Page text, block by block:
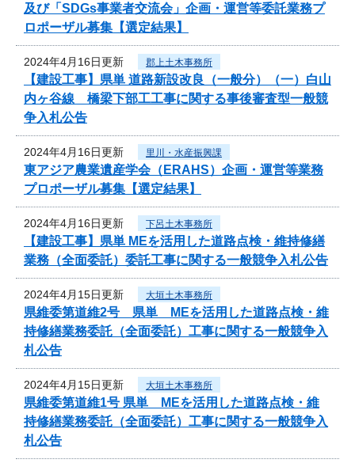
及び「SDGs事業者交流会」企画・運営等委託業務プ
ロポーザル募集【選定結果】
2024年4月16日更新 郡上土木事務所
【建設工事】県単 道路新設改良（一般分）（一）白山
内ヶ谷線 橋梁下部工工事に関する事後審査型一般競
争入札公告
2024年4月16日更新 里川・水産振興課
東アジア農業遺産学会（ERAHS）企画・運営等業務
プロポーザル募集【選定結果】
2024年4月16日更新 下呂土木事務所
【建設工事】県単 MEを活用した道路点検・維持修繕
業務（全面委託）委託工事に関する一般競争入札公告
2024年4月15日更新 大垣土木事務所
県維委第道維2号 県単 MEを活用した道路点検・維
持修繕業務委託（全面委託）工事に関する一般競争入
札公告
2024年4月15日更新 大垣土木事務所
県維委第道維1号 県単 MEを活用した道路点検・維
持修繕業務委託（全面委託）工事に関する一般競争入
札公告